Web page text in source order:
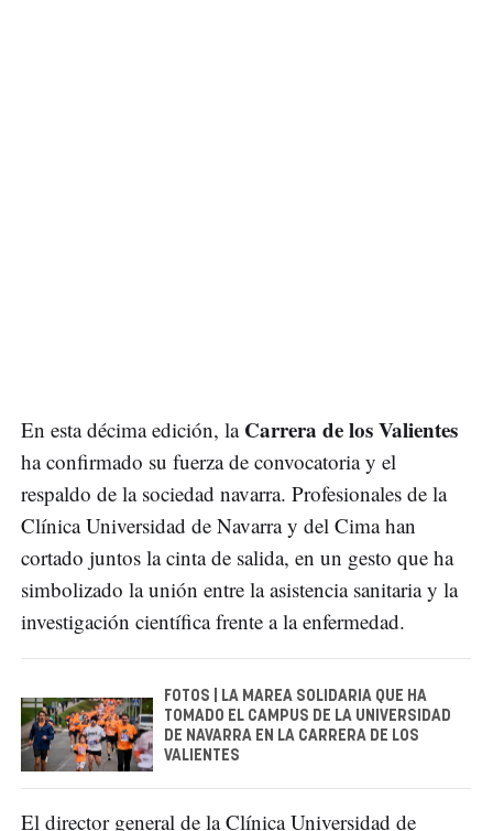
En esta décima edición, la Carrera de los Valientes
ha confirmado su fuerza de convocatoria y el
respaldo de la sociedad navarra. Profesionales de la
Clínica Universidad de Navarra y del Cima han
cortado juntos la cinta de salida, en un gesto que ha
simbolizado la unión entre la asistencia sanitaria y la
investigación científica frente a la enfermedad.
FOTOS | LA MAREA SOLIDARIA QUE HA
TOMADO EL CAMPUS DE LA UNIVERSIDAD
DE NAVARRA EN LA CARRERA DE LOS
VALIENTES
El director general de la Clínica Universidad de